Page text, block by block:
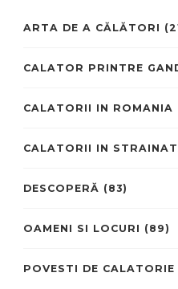
ARTA DE A CĂLĂTORI
CALATOR PRINTRE
CALATORII IN ROMANIA
CALATORII IN
DESCOPERĂ (83)
OAMENI SI LOCURI (89)
POVESTI DE CALATORIE